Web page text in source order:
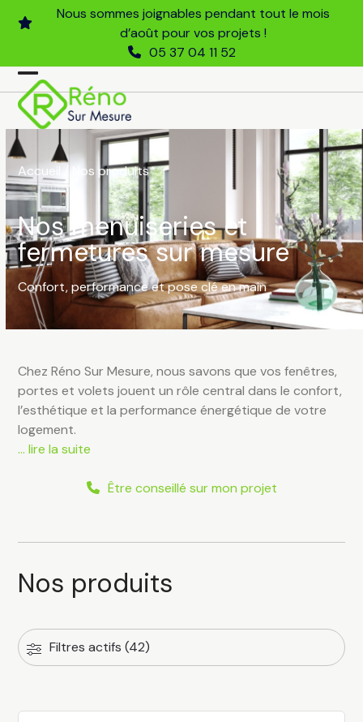
Nous sommes joignables pendant tout le mois
d’août pour vos projets !
05 37 04 11 52
Open
mobile
menu
Close
mobile
menu
Accueil Nos produits
Nos menuiseries et
fermetures sur mesure
Confort, performance et pose clé en main
Chez Réno Sur Mesure, nous savons que vos fenêtres,
portes et volets jouent un rôle central dans le confort,
l’esthétique et la performance énergétique de votre
logement.
… lire la suite
Être conseillé sur mon projet
Nos produits
Filtres actifs (42)